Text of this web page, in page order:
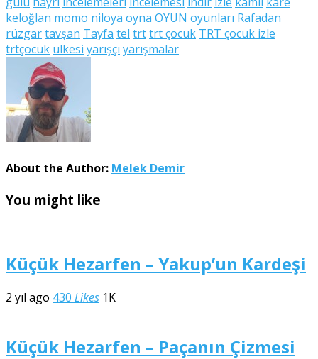
keloğlan momo niloya oyna OYUN oyunları Rafadan
rüzgartavşan Tayfa tel trttrt çocuk TRT çocuk izle
trtçocuk ülkesi yarışçı yarışmalar
About the Author: Melek Demir
You might like
Küçük Hezarfen – Yakup’un Kardeşi
2 yıl ago 430 Likes 1K
Küçük Hezarfen – Paçanın Çizmesi